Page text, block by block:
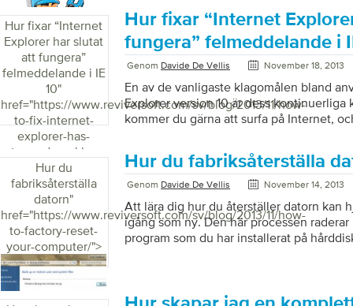
det bara att hända igen och igen och du
Lyckligtvis, när du bestämmer vilken
begränsa och lösa problemet.
saker i din dator, så det kan ta lite försök
källan till […]
Hur fixar “Internet
Explorer har slutat
att fungera”
felmeddelande i IE
10"
href="https://www.reviversoft.com/sv/blog/2013/11/how-
to-fix-internet-
explorer-has-
stopped-working-
error-in-ie-10/">
Hur fixar “Internet
fungera” felmeddelande i
Genom Davide De Vellis November 18, 2013
En av de vanligaste klagomålen bland
Explorer version 10 är dess kontinuerliga
kommer du gärna att surfa på Internet,
och måste stänga.” Om detta scenario
några tips och tricks som bara kan hjälpa
problem. Den främsta orsaken till att
och spionprogram. Ibland kan dessa
Hur du
fabriksåterställa
datorn"
href="https://www.reviversoft.com/sv/blog/2013/11/how-
to-factory-reset-
your-computer/">
Hur du fabriksåterställa
Genom Davide De Vellis November 14, 2013
Att lära dig hur du återställer datorn kan
igång som ny. Den här processen
program som du har installerat på
kan komma med de flesta nya datorer).